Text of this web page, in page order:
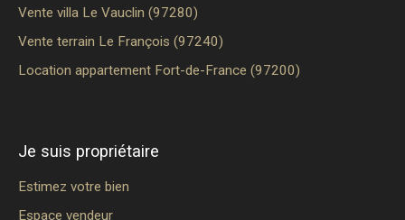
Vente villa Le Vauclin (97280)
Vente terrain Le François (97240)
Location appartement Fort-de-France (97200)
Je suis propriétaire
Estimez votre bien
Espace vendeur